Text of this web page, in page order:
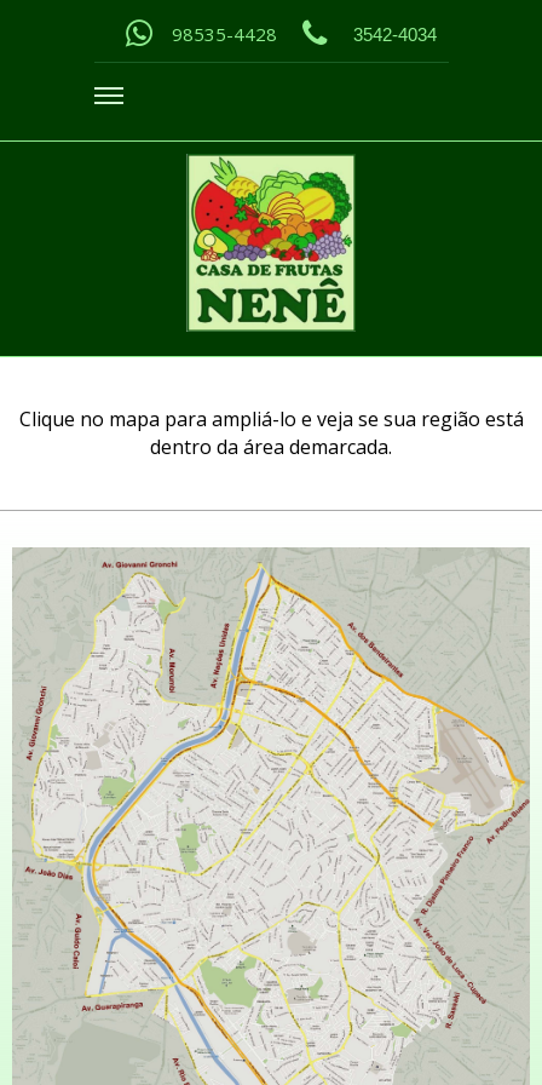
98535-4428 3542-4034
Clique no mapa para ampliá-lo e veja se sua região está
dentro da área demarcada.